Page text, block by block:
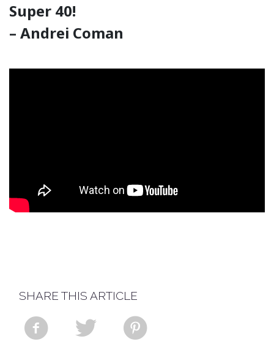
Super 40!
– Andrei Coman
SHARE THIS ARTICLE